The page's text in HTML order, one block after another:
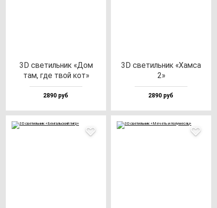
3D све­тиль­ник «Дом
там, где твой кот»
2890 руб
3D све­тиль­ник «Хам­са
2»
2890 руб